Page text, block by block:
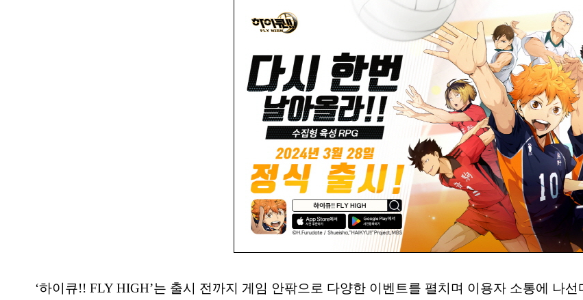
‘하이큐!! FLY HIGH’는 출시 전까지 게임 안팎으로 다양한 이벤트를 펼치며 이용자 소통에 나